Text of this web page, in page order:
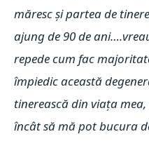
măresc și partea de
ajung de 90 de
repede cum fac
împiedic această
tinerească din viața
încât să mă pot bucura